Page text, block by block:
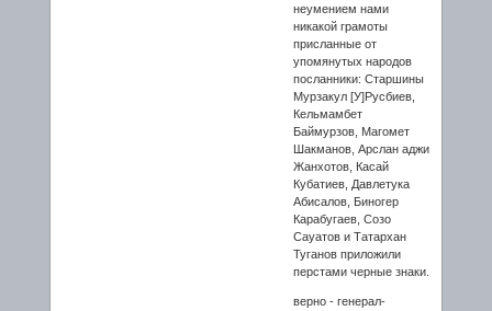
неумением нами
никакой грамоты
присланные от
упомянутых народов
посланники: Старшины
Мурзакул [У]Русбиев,
Кельмамбет
Баймурзов, Магомет
Шакманов, Арслан аджи
Жанхотов, Касай
Кубатиев, Давлетука
Абисалов, Биногер
Карабугaeв, Созо
Саyатов и Татархан
Туганов приложили
перстами черные знаки.
верно - генерал-